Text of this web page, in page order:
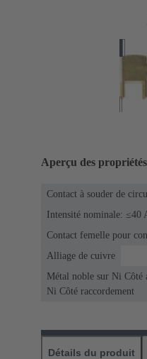
Aperçu des propriétés
Contact à souder de
Intensité nominale: ≤40
Contact femelle pour
Alliage de cuivre
Métal noble sur Ni Côté
Ni Côté raccordement
Détails du produit